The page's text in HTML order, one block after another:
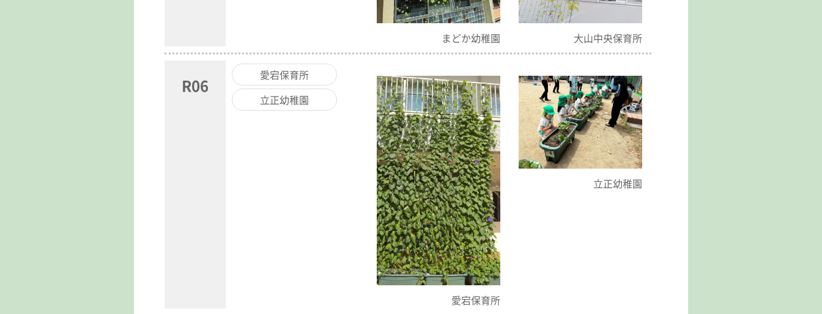
まどか幼稚園 大山中央保育所
R06
愛宕保育所
立正幼稚園
愛宕保育所
立正幼稚園